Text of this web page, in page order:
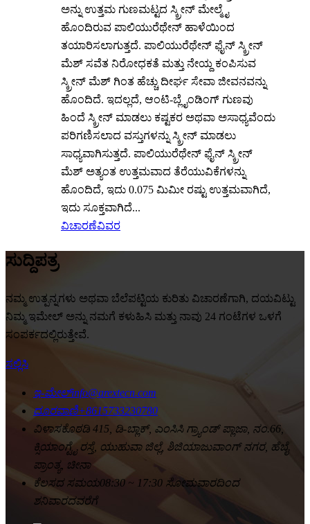
ಅನ್ನು ಉತ್ತಮ ಗುಣಮಟ್ಟದ ಸ್ಕ್ರೀನ್ ಮೇಲ್ಮೈ
ಹೊಂದಿರುವ ಪಾಲಿಯುರೆಥೇನ್ ಹಾಳೆಯಿಂದ
ತಯಾರಿಸಲಾಗುತ್ತದೆ. ಪಾಲಿಯುರೆಥೇನ್ ಫೈನ್ ಸ್ಕ್ರೀನ್
ಮೆಶ್ ಸವೆತ ನಿರೋಧಕತೆ ಮತ್ತು ನೇಯ್ದ ಕಂಪಿಸುವ
ಸ್ಕ್ರೀನ್ ಮೆಶ್ ಗಿಂತ ಹೆಚ್ಚು ದೀರ್ಘ ಸೇವಾ ಜೀವನವನ್ನು
ಹೊಂದಿದೆ. ಇದಲ್ಲದೆ, ಆಂಟಿ-ಬ್ಲೈಂಡಿಂಗ್ ಗುಣವು
ಹಿಂದೆ ಸ್ಕ್ರೀನ್ ಮಾಡಲು ಕಷ್ಟಕರ ಅಥವಾ ಅಸಾಧ್ಯವೆಂದು
ಪರಿಗಣಿಸಲಾದ ವಸ್ತುಗಳನ್ನು ಸ್ಕ್ರೀನ್ ಮಾಡಲು
ಸಾಧ್ಯವಾಗಿಸುತ್ತದೆ. ಪಾಲಿಯುರೆಥೇನ್ ಫೈನ್ ಸ್ಕ್ರೀನ್
ಮೆಶ್ ಅತ್ಯಂತ ಉತ್ತಮವಾದ ತೆರೆಯುವಿಕೆಗಳನ್ನು
ಹೊಂದಿದೆ, ಇದು 0.075 ಮಿಮೀ ರಷ್ಟು ಉತ್ತಮವಾಗಿದೆ,
ಇದು ಸೂಕ್ತವಾಗಿದೆ...
ವಿಚಾರಣೆವಿವರ
ಸುದ್ದಿಪತ್ರ
ನಮ್ಮ ಉತ್ಪನ್ನಗಳು ಅಥವಾ ಬೆಲೆಪಟ್ಟಿಯ ಕುರಿತು ವಿಚಾರಣೆಗಾಗಿ, ದಯವಿಟ್ಟು
ನಿಮ್ಮ ಇಮೇಲ್ ಅನ್ನು ನಮಗೆ ಕಳುಹಿಸಿ ಮತ್ತು ನಾವು 24 ಗಂಟೆಗಳ ಒಳಗೆ
ಸಂಪರ್ಕದಲ್ಲಿರುತ್ತೇವೆ.
ಸಲ್ಲಿಸಿ
ಇ-ಮೇಲ್info@arextecn.com
ದೂರವಾಣಿ+8615733230780
ವಿಳಾಸಕೊಠಡಿ 415, ಡಿ-ಬ್ಲಾಕ್, ಎಂಸಿಸಿ ಗ್ರ್ಯಾಂಡ್ ಪ್ಲಾಜಾ, ನಂ.66,
ಕ್ಸಿಯಾಂಗ್ಟೈ ರಸ್ತೆ, ಯುಹುವಾ ಜಿಲ್ಲೆ, ಶಿಜಿಯಾಜುವಾಂಗ್ ನಗರ, ಹೆಬೈ
ಪ್ರಾಂತ್ಯ, ಚೀನಾ
ಕೆಲಸದ ಸಮಯ08:30 ~ 17:30 ಸೋಮವಾರದಿಂದ
ಶನಿವಾರದವರೆಗೆ